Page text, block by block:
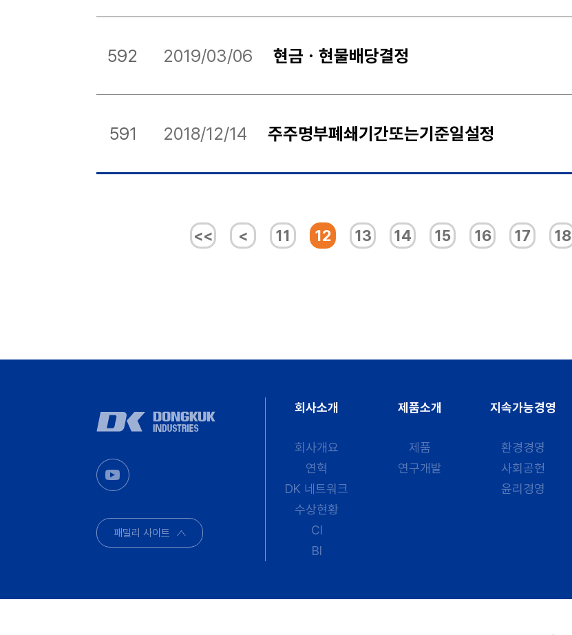
592 2019/03/06 현금ㆍ현물배당결정
591 2018/12/14 주주명부폐쇄기간또는기준일설정
<< < 11 12 13 14 15 16 17 18
패밀리 사이트
동국R&S
회사소개 제품소개 지속가능경영
회사개요
연혁
DK 네트워크
수상현황
CI
BI
제품
연구개발
환경경영
사회공헌
윤리경영